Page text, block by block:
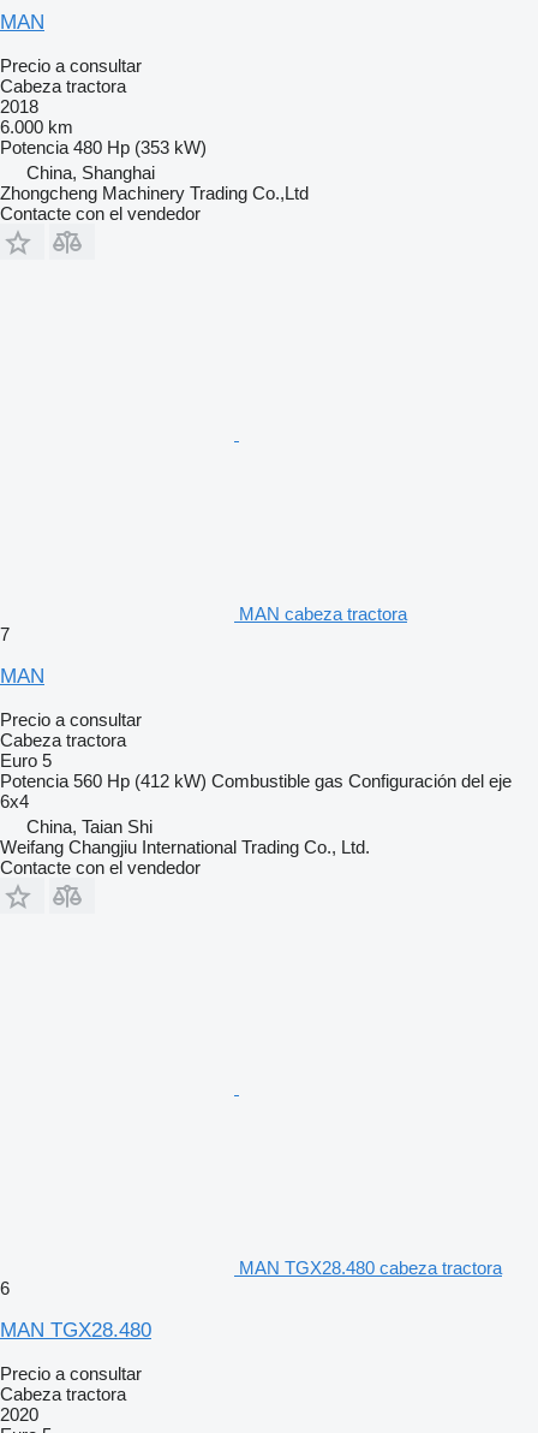
MAN
Precio a consultar
Cabeza tractora
2018
6.000 km
Potencia 480 Hp (353 kW)
China, Shanghai
Zhongcheng Machinery Trading Co.,Ltd
Contacte con el vendedor
MAN cabeza tractora
7
MAN
Precio a consultar
Cabeza tractora
Euro 5
Potencia 560 Hp (412 kW) Combustible gas Configuración del eje
6x4
China, Taian Shi
Weifang Changjiu International Trading Co., Ltd.
Contacte con el vendedor
MAN TGX28.480 cabeza tractora
6
MAN TGX28.480
Precio a consultar
Cabeza tractora
2020